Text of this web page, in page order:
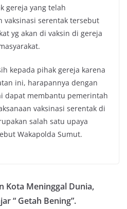
gereja yang telah
vaksinasi serentak tersebut
yg akan di vaksin di gereja
kepada pihak gereja karena
ini, harapannya dengan
dapat membantu pemerintah
vaksinasi serentak di
salah satu upaya
Wakapolda Sumut.
Kota Meninggal Dunia,
“ Getah Bening”.